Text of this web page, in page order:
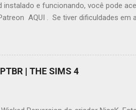
e funcionando, você pode
AQUI . Se tiver dificuldades em
ele por si só possui algumas
e quantidade, mas atende aos
todas as animações, tem
e deixei separadas caso
| THE SIMS 4